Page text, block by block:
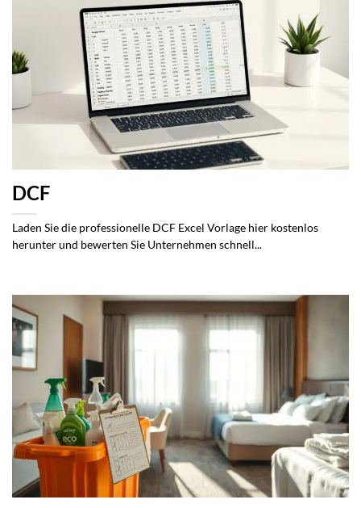
DCF
Laden Sie die professionelle DCF Excel Vorlage hier kostenlos
herunter und bewerten Sie Unternehmen schnell...